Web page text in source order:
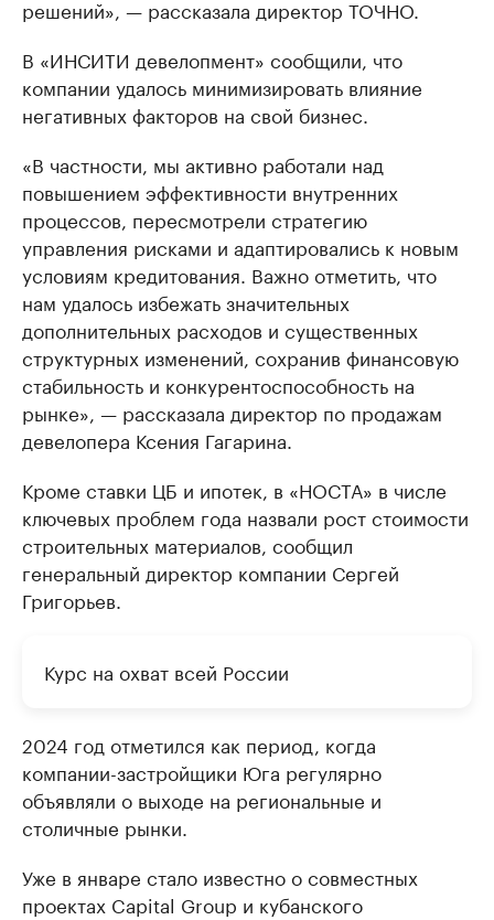
решений», — рассказала директор ТОЧНО.
В «ИНСИТИ девелопмент» сообщили, что
компании удалось минимизировать влияние
негативных факторов на свой бизнес.
«В частности, мы активно работали над
повышением эффективности внутренних
процессов, пересмотрели стратегию
управления рисками и адаптировались к новым
условиям кредитования. Важно отметить, что
нам удалось избежать значительных
дополнительных расходов и существенных
структурных изменений, сохранив финансовую
стабильность и конкурентоспособность на
рынке», — рассказала директор по продажам
девелопера Ксения Гагарина.
Кроме ставки ЦБ и ипотек, в «НОСТА» в числе
ключевых проблем года назвали рост стоимости
строительных материалов, сообщил
генеральный директор компании Сергей
Григорьев.
Курс на охват всей России
2024 год отметился как период, когда
компании-застройщики Юга регулярно
объявляли о выходе на региональные и
столичные рынки.
Уже в январе стало известно о совместных
проектах Capital Group и кубанского